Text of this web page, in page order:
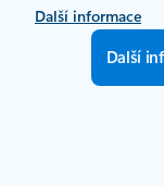
Další informace
Další